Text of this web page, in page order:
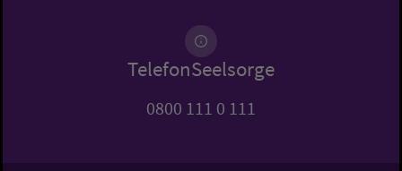
TelefonSeelsorge
0800 111 0 111